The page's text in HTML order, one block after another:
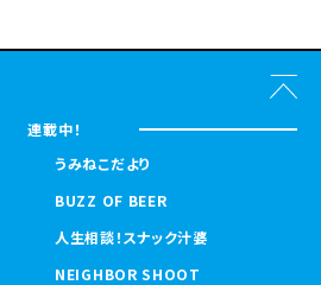
連載中！
うみねこだより
BUZZ OF BEER
人生相談！スナック汁婆
NEIGHBOR SHOOT